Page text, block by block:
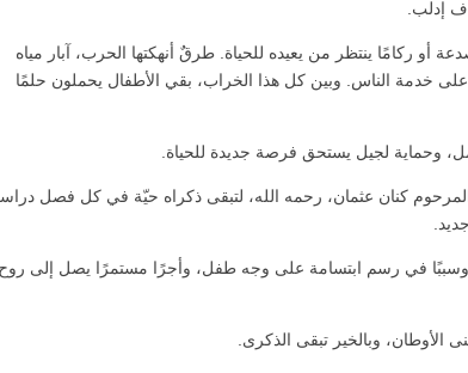
إدلب.
ركامًا ينتظر من يعيده للحياة. طرقٌ أنهكتها الحرب، آبار مياه
خدمة الناس. وبين كل هذا الخراب، بقي الأطفال يحملون حلمًا
وحماية لجيل يستحق فرصة جديدة للحياة.
كنان عثمان، رحمه الله، لتبقى ذكراه حيّة في كل فصل
في رسم ابتسامة على وجه طفل، وأجرًا مستمرًا يصل إلى
الأوطان، وبالخير تبقى الذكرى.